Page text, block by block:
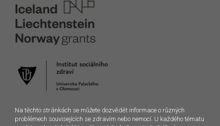
Na těchto stránkách se můžete dozvědět informace o různých
problémech souvisejících se zdravím nebo nemocí. U každého tématu